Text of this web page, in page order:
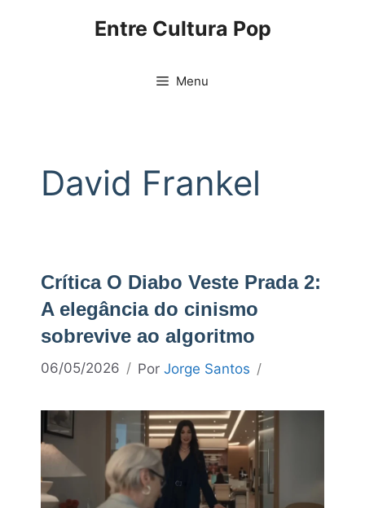
Entre Cultura Pop
Menu
David Frankel
Crítica O Diabo Veste Prada 2:
A elegância do cinismo
sobrevive ao algoritmo
06/05/2026 Por Jorge Santos